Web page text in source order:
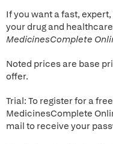
If you want a fast,
your drug and
MedicinesComplete
Noted prices are base
offer.
Trial: To register for a
MedicinesComplete
mail to receive your